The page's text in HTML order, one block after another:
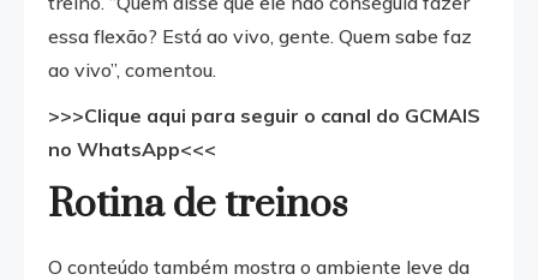
essa flexão? Está ao vivo, gente. Quem sabe faz
ao vivo”, comentou.
>>>Clique aqui para seguir o canal do GCMAIS
no WhatsApp<<<
Rotina de treinos
O conteúdo também mostra o ambiente leve da